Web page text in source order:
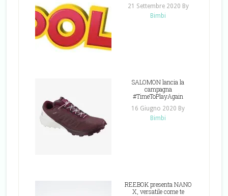
21 Settembre 2020 By
Bimbi
SALOMON lancia la
campagna
#TimeToPlayAgain
16 Giugno 2020 By
Bimbi
REEBOK presenta NANO
X, versatile come te